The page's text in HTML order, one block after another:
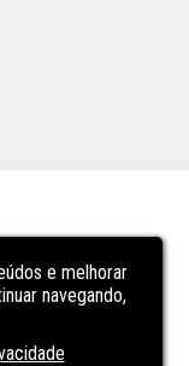
e melhorar
navegando,